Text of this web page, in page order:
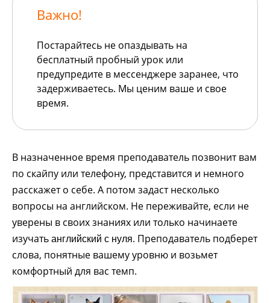
Важно!
Постарайтесь не опаздывать на
бесплатный пробный урок или
предупредите в мессенджере заранее, что
задерживаетесь. Мы ценим ваше и свое
время.
В назначенное время преподаватель позвонит вам
по скайпу или телефону, представится и немного
расскажет о себе. А потом задаст несколько
вопросы на английском. Не переживайте, если не
уверены в своих знаниях или только начинаете
изучать английский с нуля. Преподаватель подберет
слова, понятные вашему уровню и возьмет
комфортный для вас темп.